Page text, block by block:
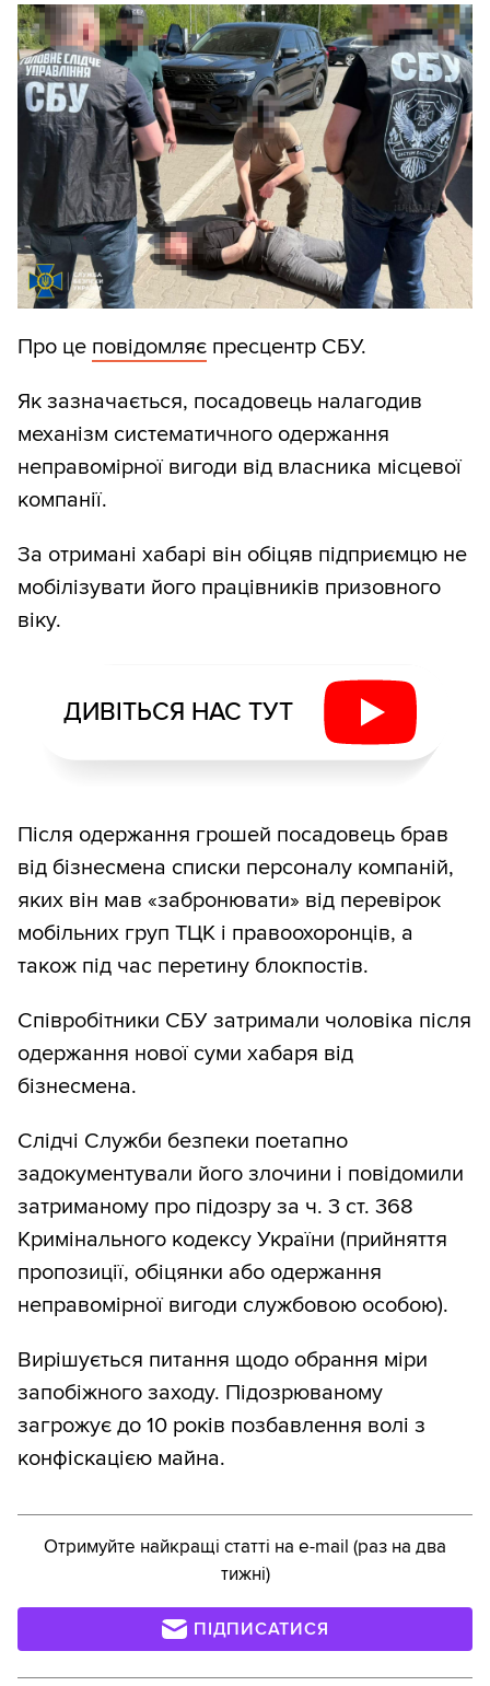
Про це повідомляє пресцентр СБУ.
Як зазначається, посадовець налагодив
механізм систематичного одержання
неправомірної вигоди від власника місцевої
компанії.
За отримані хабарі він обіцяв підприємцю не
мобілізувати його працівників призовного
віку.
ДИВІТЬСЯ НАС ТУТ
Після одержання грошей посадовець брав
від бізнесмена списки персоналу компаній,
яких він мав «забронювати» від перевірок
мобільних груп ТЦК і правоохоронців, а
також під час перетину блокпостів.
Співробітники СБУ затримали чоловіка після
одержання нової суми хабаря від
бізнесмена.
Слідчі Служби безпеки поетапно
задокументували його злочини і повідомили
затриманому про підозру за ч. 3 ст. 368
Кримінального кодексу України (прийняття
пропозиції, обіцянки або одержання
неправомірної вигоди службовою особою).
Вирішується питання щодо обрання міри
запобіжного заходу. Підозрюваному
загрожує до 10 років позбавлення волі з
конфіскацією майна.
Отримуйте найкращі статті на e-mail (раз на два
тижні)
ПІДПИСАТИСЯ